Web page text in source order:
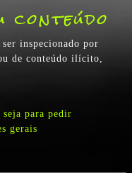
conteúdo
inspecionado por
de conteúdo ilícito,
para pedir
gerais